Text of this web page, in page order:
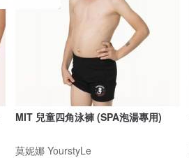
MIT 兒童四角泳褲 (SPA泡湯專用)
莫妮娜 YourstyLe